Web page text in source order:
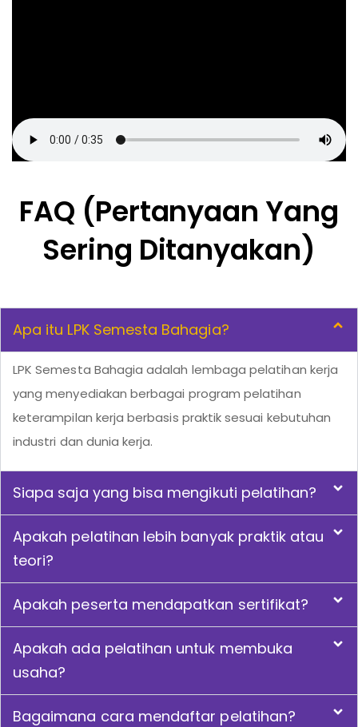
FAQ (Pertanyaan Yang
Sering Ditanyakan)
Apa itu LPK Semesta Bahagia?
LPK Semesta Bahagia adalah lembaga pelatihan kerja
yang menyediakan berbagai program pelatihan
keterampilan kerja berbasis praktik sesuai kebutuhan
industri dan dunia kerja.
Siapa saja yang bisa mengikuti pelatihan?
Apakah pelatihan lebih banyak praktik atau
teori?
Apakah peserta mendapatkan sertifikat?
Apakah ada pelatihan untuk membuka
usaha?
Bagaimana cara mendaftar pelatihan?